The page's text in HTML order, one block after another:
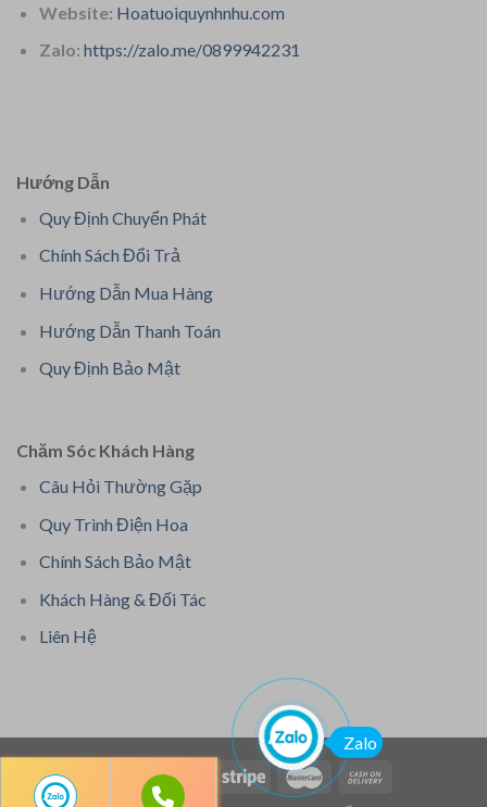
Website: Hoatuoiquynhnhu.com
Zalo: https://zalo.me/0899942231
Hướng Dẫn
Quy Định Chuyển Phát
Chính Sách Đổi Trả
Hướng Dẫn Mua Hàng
Hướng Dẫn Thanh Toán
Quy Định Bảo Mật
Chăm Sóc Khách Hàng
Câu Hỏi Thường Gặp
Quy Trình Điện Hoa
Chính Sách Bảo Mật
Khách Hàng & Đối Tác
Liên Hệ
Zalo